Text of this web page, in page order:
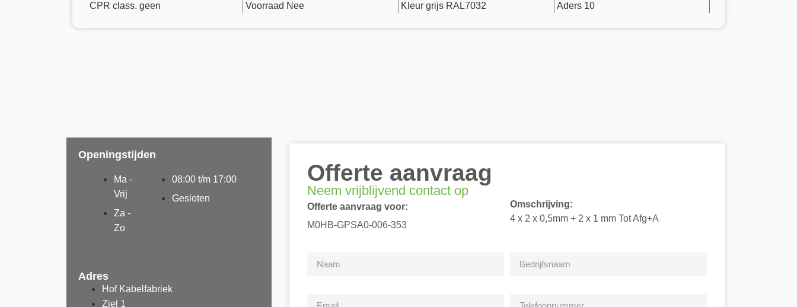
CPR class. geen Voorraad Nee Kleur grijs RAL7032 Aders 10
Openingstijden
Ma -
Vrij
Za -
Zo
08:00 t/m 17:00
Gesloten
Adres
Hof Kabelfabriek
Ziel 1
Offerte aanvraag
Neem vrijblijvend contact op
Offerte aanvraag voor:
M0HB-GPSA0-006-353
Omschrijving:
4 x 2 x 0,5mm + 2 x 1 mm Tot Afg+A